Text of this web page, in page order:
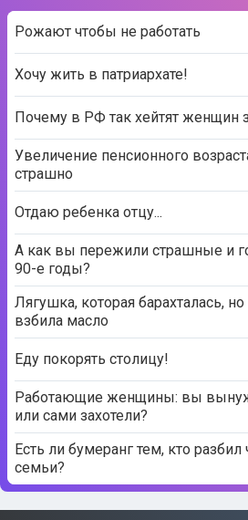
Рожают чтобы не работать
Хочу жить в патриархате!
Почему в РФ так хейтят женщин
Увеличение пенсионного
страшно
Отдаю ребенка отцу...
А как вы пережили страшные и
90-е годы?
Лягушка, которая барахталась, но
взбила масло
Еду покорять столицу!
Работающие женщины: вы
или сами захотели?
Есть ли бумеранг тем, кто разбил
семьи?